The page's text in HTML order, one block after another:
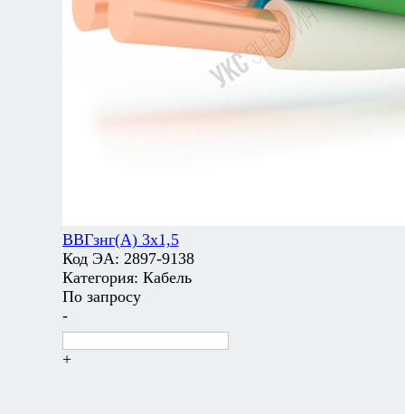
ВВГзнг(А) 3х1,5
Код ЭА: 2897-9138
Категория: Кабель
По запросу
-
+